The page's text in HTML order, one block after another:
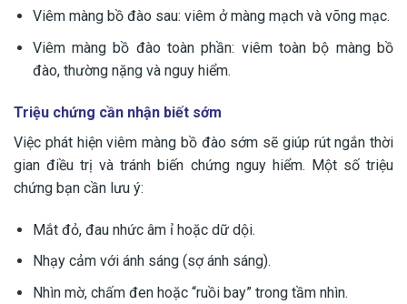
Viêm màng bồ đào sau: viêm ở màng mạch và võng mạc.
Viêm màng bồ đào toàn phần: viêm toàn bộ màng bồ
đào, thường nặng và nguy hiểm.
Triệu chứng cần nhận biết sớm
Việc phát hiện viêm màng bồ đào sớm sẽ giúp rút ngắn thời
gian điều trị và tránh biến chứng nguy hiểm. Một số triệu
chứng bạn cần lưu ý:
Mắt đỏ, đau nhức âm ỉ hoặc dữ dội.
Nhạy cảm với ánh sáng (sợ ánh sáng).
Nhìn mờ, chấm đen hoặc “ruồi bay” trong tầm nhìn.